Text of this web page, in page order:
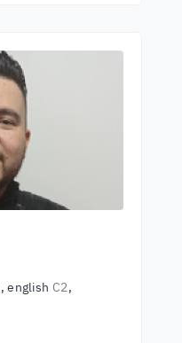
english C2